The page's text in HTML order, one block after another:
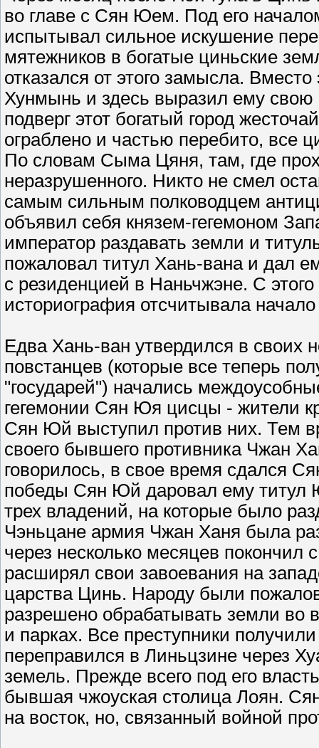
во главе с Сян Юем. Под его
испытывал сильное искушение
мятежников в богатые циньские
отказался от этого замысла.
Хунмынь и здесь выразил ему
подверг этот богатый город
ограблено и частью перебито, все
По словам Сыма Цяня, там, где
неразрушенного. Никто не смел
самым сильным полководцем
объявил себя князем-гегемоном
император раздавать земли и
пожаловал титул Хань-вана и дал
с резиденцией в Наньчжэне. С
историография отсчитывала
Едва Хань-ван утвердился в своих
повстанцев (которые все теперь
"государей") начались
гегемонии Сян Юя цисцы - жители
Сян Юй выступил против них. Тем
своего бывшего противника Чжан
говорилось, в свое время сдался
победы Сян Юй даровал ему титул
трех владений, на которые было
Чэньцане армия Чжан Ханя была
через несколько месяцев покончил
расширял свои завоевания на
царства Цинь. Народу были
разрешено обрабатывать земли во
и парках. Все преступники
переправился в Линьцзине через
земель. Прежде всего под его
бывшая чжоуская столица Лоян.
на восток, но, связанный войной